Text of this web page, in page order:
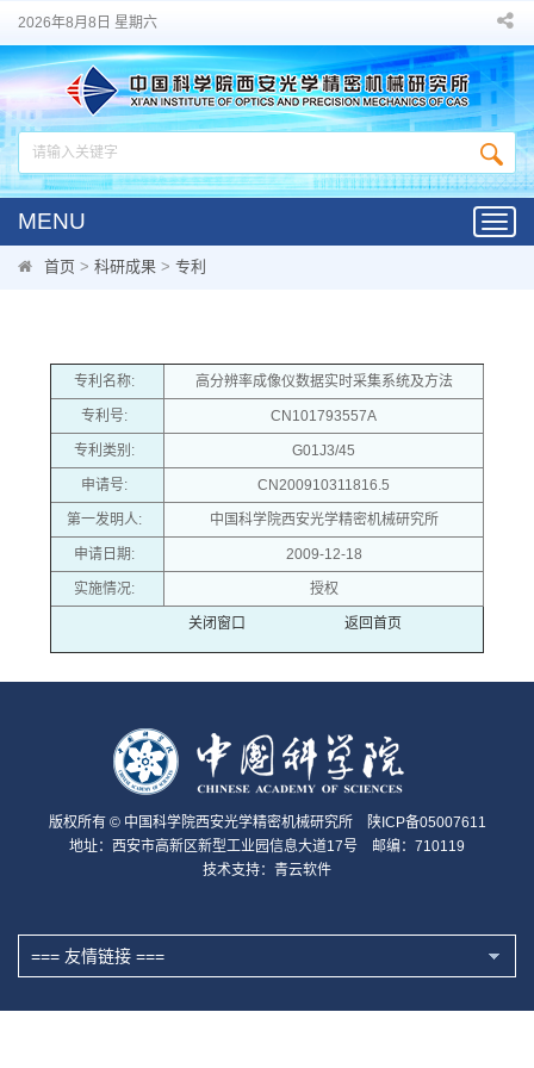
2026年8月8日 星期六
MENU
首页 > 科研成果 > 专利
专利名称: 高分辨率成像仪数据实时采集系统及方法
专利号: CN101793557A
专利类别: G01J3/45
申请号: CN200910311816.5
第一发明人: 中国科学院西安光学精密机械研究所
申请日期: 2009-12-18
实施情况: 授权
关闭窗口 返回首页
版权所有 © 中国科学院西安光学精密机械研究所 陕ICP备05007611
地址：西安市高新区新型工业园信息大道17号 邮编：710119
技术支持： 青云软件
=== 友情链接 ===